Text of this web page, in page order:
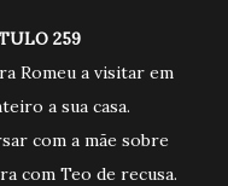
259
Romeu a visitar em
a sua casa.
com a mãe sobre
com Teo de recusa.